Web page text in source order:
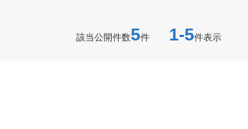
該当公開件数5件 1-5件表示